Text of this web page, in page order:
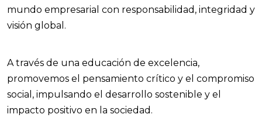
mundo empresarial con responsabilidad, integridad y
visión global.
A través de una educación de excelencia,
promovemos el pensamiento crítico y el compromiso
social, impulsando el desarrollo sostenible y el
impacto positivo en la sociedad.